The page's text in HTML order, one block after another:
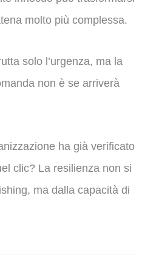
molto più complessa.
solo l’urgenza, ma la
non è se arriverà
ha già verificato
clic? La resilienza non si
ma dalla capacità di